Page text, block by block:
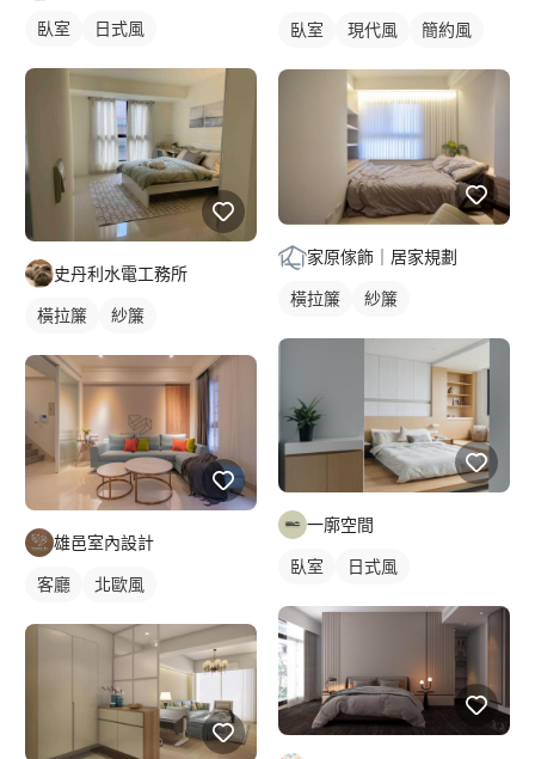
臥室 日式風
史丹利水電工務所
橫拉簾 紗簾
雄邑室內設計
客廳 北歐風
臥室 現代風 簡約風
家原傢飾｜居家規劃
橫拉簾 紗簾
一廓空間
臥室 日式風